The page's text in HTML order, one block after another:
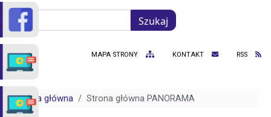
Szukaj
Szukaj
MAPA STRONY KONTAKT RSS
Strona główna Strona główna PANORAMA